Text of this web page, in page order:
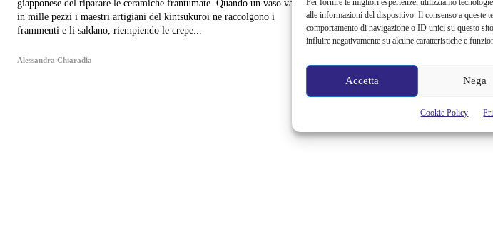
alle informazioni del dispositivo. Il consenso a queste
comportamento di navigazione o ID unici su questo
influire negativamente su alcune caratteristiche e
Accetta Nega
Cookie Policy
giapponese del riparare le ceramiche frantumate. Quando un vaso va
in mille pezzi i maestri artigiani del kintsukuroi ne raccolgono i
frammenti e li saldano, riempiendo le crepe...
Alessandra Chiaradia
Avreste sempre voluto organizzarvi
musei a caccia delle sue tele? Vi siete
grande mostra milanese Dentro
scoraggiati dalle code interminabili?